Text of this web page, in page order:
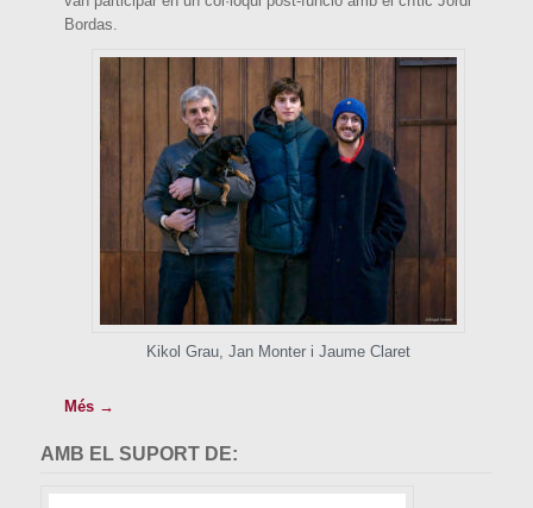
Bordas.
Kikol Grau, Jan Monter i Jaume Claret
Més →
AMB EL SUPORT DE: